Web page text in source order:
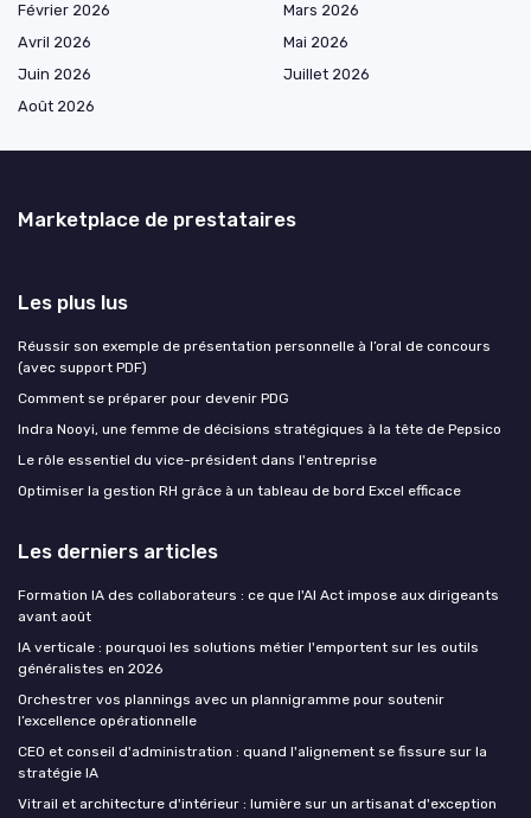
Février 2026
Mars 2026
Avril 2026
Mai 2026
Juin 2026
Juillet 2026
Août 2026
Marketplace de prestataires
Les plus lus
Réussir son exemple de présentation personnelle à l’oral de concours
(avec support PDF)
Comment se préparer pour devenir PDG
Indra Nooyi, une femme de décisions stratégiques à la tête de Pepsico
Le rôle essentiel du vice-président dans l'entreprise
Optimiser la gestion RH grâce à un tableau de bord Excel efficace
Les derniers articles
Formation IA des collaborateurs : ce que l'AI Act impose aux dirigeants
avant août
IA verticale : pourquoi les solutions métier l'emportent sur les outils
généralistes en 2026
Orchestrer vos plannings avec un plannigramme pour soutenir
l’excellence opérationnelle
CEO et conseil d'administration : quand l'alignement se fissure sur la
stratégie IA
Vitrail et architecture d'intérieur : lumière sur un artisanat d'exception